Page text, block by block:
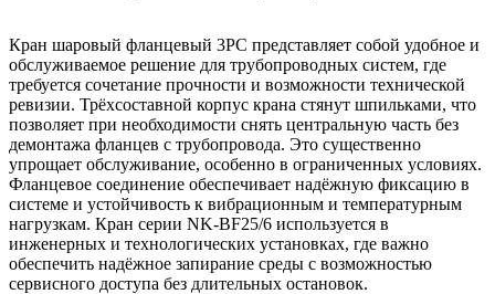
Кран шаровый фланцевый 3PC представляет собой удобное и
обслуживаемое решение для трубопроводных систем, где
требуется сочетание прочности и возможности технической
ревизии. Трёхсоставной корпус крана стянут шпильками, что
позволяет при необходимости снять центральную часть без
демонтажа фланцев с трубопровода. Это существенно
упрощает обслуживание, особенно в ограниченных условиях.
Фланцевое соединение обеспечивает надёжную фиксацию в
системе и устойчивость к вибрационным и температурным
нагрузкам. Кран серии NK-BF25/6 используется в
инженерных и технологических установках, где важно
обеспечить надёжное запирание среды с возможностью
сервисного доступа без длительных остановок.